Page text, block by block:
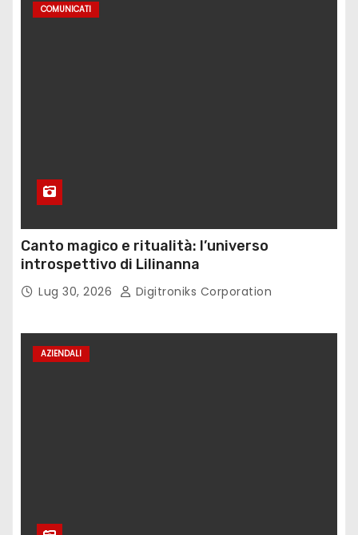
COMUNICATI
Canto magico e ritualità: l’universo
introspettivo di Lilinanna
Lug 30, 2026 Digitroniks Corporation
AZIENDALI